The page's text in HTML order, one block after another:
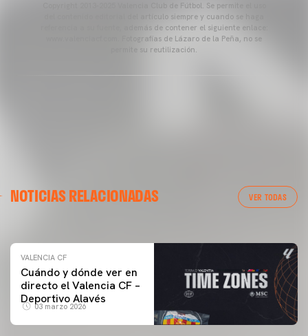
Copyright 2013-2025 Valencia Club de Fútbol. Se permite el uso
del contenido editorial del artículo siempre y cuando se haga
referencia a su fuente, además de contener el siguiente enlace:
www.valenciacf.com. Fotografías de Lázaro de la Peña, no se
permite su reutilización.
NOTICIAS RELACIONADAS VER TODAS
ENTRENAMIENTO DEL VALENCIA CF 04/03/26
VALENCIA CF
Cuándo y dónde ver en
directo el Valencia CF –
Deportivo Alavés
03 marzo 2026